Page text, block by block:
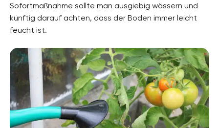
Sofortmaßnahme sollte man ausgiebig wässern und
künftig darauf achten, dass der Boden immer leicht
feucht ist.